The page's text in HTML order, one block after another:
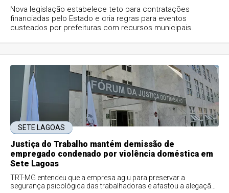
Nova legislação estabelece teto para contratações
financiadas pelo Estado e cria regras para eventos
custeados por prefeituras com recursos municipais.
SETE LAGOAS
Justiça do Trabalho mantém demissão de
empregado condenado por violência doméstica em
Sete Lagoas
TRT-MG entendeu que a empresa agiu para preservar a
segurança psicológica das trabalhadoras e afastou a alegação